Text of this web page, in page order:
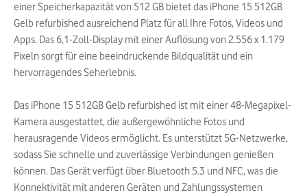
einer Speicherkapazität von 512 GB bietet das iPhone 15 512GB
Gelb refurbished ausreichend Platz für all Ihre Fotos, Videos und
Apps. Das 6,1-Zoll-Display mit einer Auflösung von 2.556 x 1.179
Pixeln sorgt für eine beeindruckende Bildqualität und ein
hervorragendes Seherlebnis.
Das iPhone 15 512GB Gelb refurbished ist mit einer 48-Megapixel-
Kamera ausgestattet, die außergewöhnliche Fotos und
herausragende Videos ermöglicht. Es unterstützt 5G-Netzwerke,
sodass Sie schnelle und zuverlässige Verbindungen genießen
können. Das Gerät verfügt über Bluetooth 5.3 und NFC, was die
Konnektivität mit anderen Geräten und Zahlungssystemen